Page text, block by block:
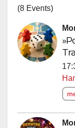
(8 Events)